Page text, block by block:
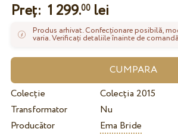
Preț: 1 299.00lei
Produs arhivat. Confecționare posibilă,
varia. Verificați detaliile înainte de
Colecție
Colecția 2015
Transformator
Nu
Producător
Ema Bride